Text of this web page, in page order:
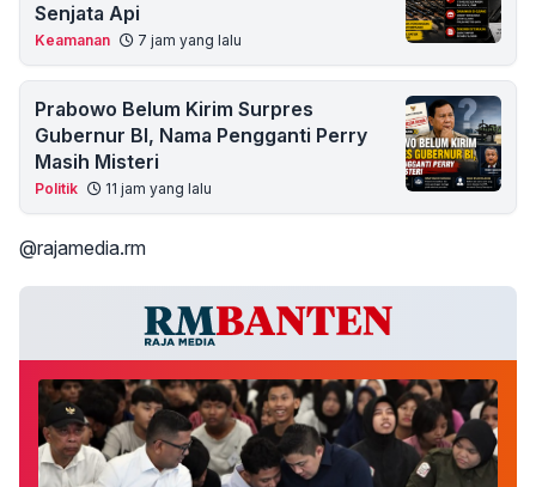
Senjata Api
Keamanan 7 jam yang lalu
Prabowo Belum Kirim Surpres
Gubernur BI, Nama Pengganti Perry
Masih Misteri
Politik 11 jam yang lalu
@rajamedia.rm